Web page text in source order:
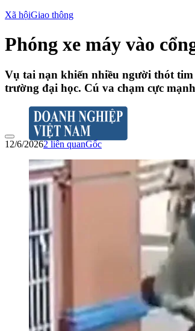
Xã hộiGiao thông
Phóng xe máy vào
Vụ tai nạn khiến nhiều người thót
trường đại học. Cú va chạm cực
12/6/20262liên quanGốc